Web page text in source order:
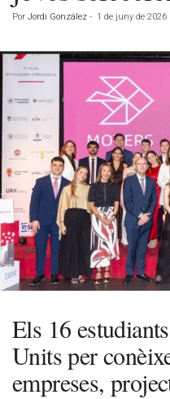
Por Jordi González - 1 de juny de 2026
Els 16
Units per
empreses,